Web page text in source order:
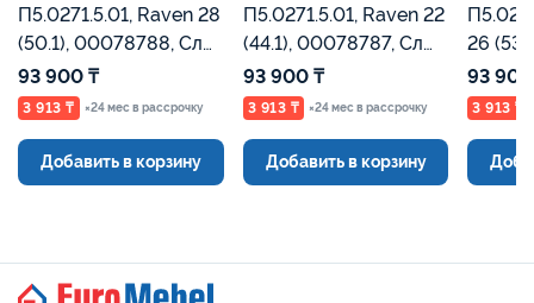
П5.0271.5.01, Raven 28
(50.1), 00078788, Сл
кость, Евромебель
93 900 ₸
3 913 ₸ ×24 мес в рассрочку
Добавить в корзину
П5.0271.5.01, Raven 22
(44.1), 00078787, Сл
кость, Евромебель
93 900 ₸
3 913 ₸ ×24 мес в рассрочку
Добавить в корзину
26 (534.1), 00078786,
Сл
93
3 913 ₸